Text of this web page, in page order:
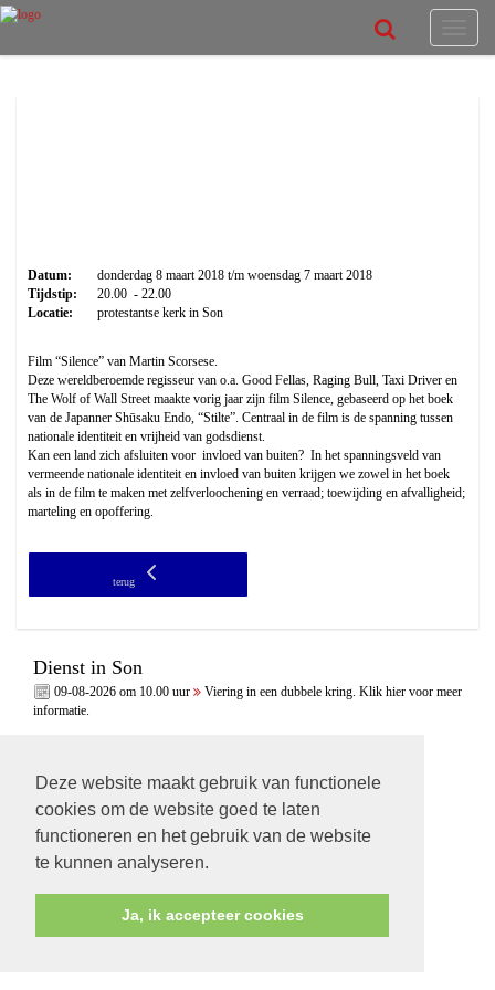
Deze website maakt gebruik van functionele
cookies om de website goed te laten
functioneren en het gebruik van de website
te kunnen analyseren.
Ja, ik accepteer cookies
Datum:
donderdag 8 maart 2018 t/m woensdag 7 maart 2018
Tijdstip:
20.00 - 22.00
Locatie:
protestantse kerk in Son
Film “Silence” van Martin Scorsese.
Deze wereldberoemde regisseur van o.a. Good Fellas, Raging Bull, Taxi Driver en
The Wolf of Wall Street maakte vorig jaar zijn film Silence, gebaseerd op het boek
van de Japanner Shūsaku Endo, “Stilte”. Centraal in de film is de spanning tussen
nationale identiteit en vrijheid van godsdienst.
Kan een land zich afsluiten voor invloed van buiten? In het spanningsveld van
vermeende nationale identiteit en invloed van buiten krijgen we zowel in het boek
als in de film te maken met zelfverloochening en verraad; toewijding en afvalligheid;
marteling en opoffering.
terug
Dienst in Son
09-08-2026 om 10.00 uur
Viering in een dubbele kring. Klik hier voor meer
informatie.